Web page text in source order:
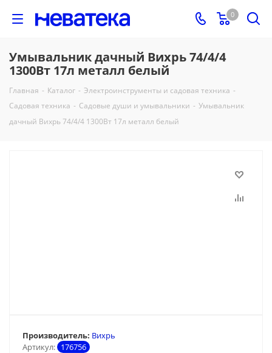
0
Умывальник дачный Вихрь 74/4/4
1300Вт 17л металл белый
Главная - Каталог - Электроинструменты и садовая техника -
Садовая техника - Садовые души и умывальники - Умывальник
дачный Вихрь 74/4/4 1300Вт 17л металл белый
Артикул: 176756
Производитель: Вихрь